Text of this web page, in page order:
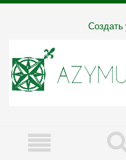
Создать